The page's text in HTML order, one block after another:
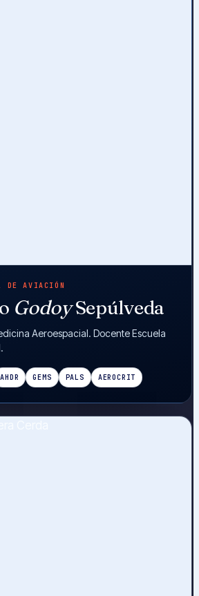
DE AVIACIÓN
GodoySepúlveda
Aeroespacial. Docente Escuela
AHDR GEMS PALS AEROCRIT